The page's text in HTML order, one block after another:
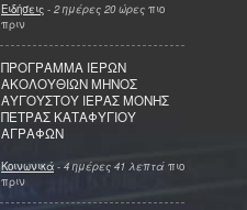
Ειδήσεις - 2 ημέρες 20 ώρες πιο
πριν
ΠΡΟΓΡΑΜΜΑ ΙΕΡΩΝ
ΑΚΟΛΟΥΘΙΩΝ ΜΗΝΟΣ
ΑΥΓΟΥΣΤΟΥ ΙΕΡΑΣ ΜΟΝΗΣ
ΠΕΤΡΑΣ ΚΑΤΑΦΥΓΙΟΥ
ΑΓΡΑΦΩΝ
Κοινωνικά - 4 ημέρες 41 λεπτά πιο
πριν